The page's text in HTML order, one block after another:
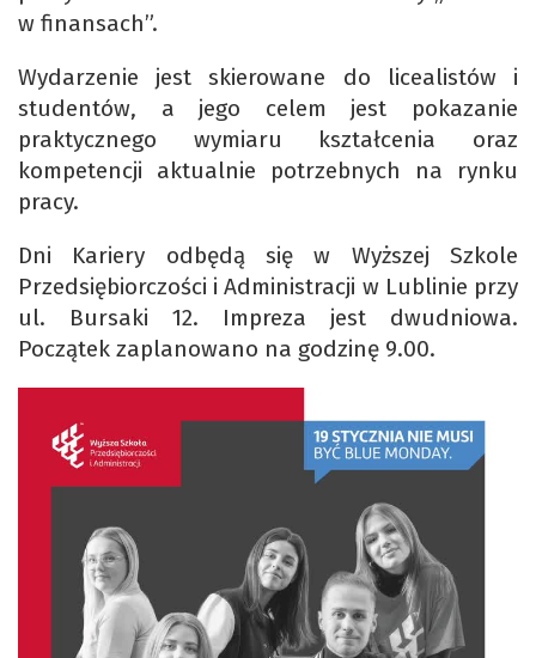
w finansach”.
Wydarzenie jest skierowane do licealistów i
studentów, a jego celem jest pokazanie
praktycznego wymiaru kształcenia oraz
kompetencji aktualnie potrzebnych na rynku
pracy.
Dni Kariery odbędą się w Wyższej Szkole
Przedsiębiorczości i Administracji w Lublinie przy
ul. Bursaki 12. Impreza jest dwudniowa.
Początek zaplanowano na godzinę 9.00.